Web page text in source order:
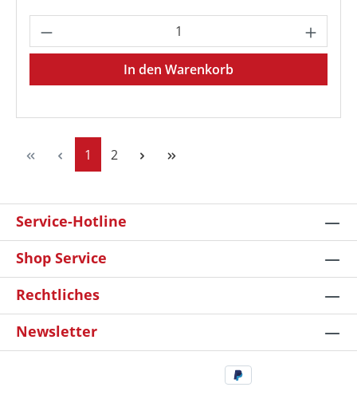
Produkt Anzahl: Gib den
In den Warenkorb
Seite
1 Seite
2
Service-Hotline
Shop Service
Rechtliches
Newsletter